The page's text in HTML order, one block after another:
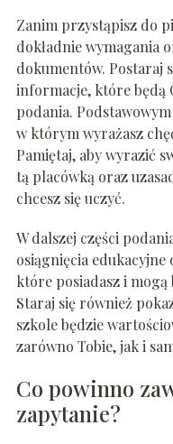
Zanim przystąpisz do
dokładnie wymagania
dokumentów. Postaraj
informacje, które będą
podania.
w którym wyrażasz
Pamiętaj, aby wyrazić
tą placówką oraz
chcesz się uczyć.
W dalszej części
osiągnięcia
które posiadasz i
Staraj się również
szkole będzie
zarówno Tobie, jak i
Co powinno
zapytanie?